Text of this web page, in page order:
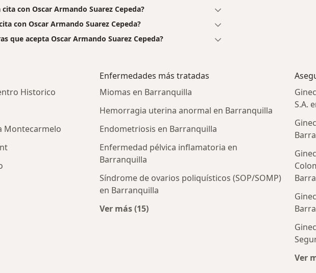
con Oscar Armando Suarez Cepeda?
con Oscar Armando Suarez Cepeda?
que acepta Oscar Armando Suarez Cepeda?
Historico
Montecarmelo
Ginecólogos cercanos
Enfermedades más tratadas
Miomas en Barranquilla
Hemorragia uterina anormal en Barranquilla
Endometriosis en Barranquilla
Enfermedad pélvica inflamatoria en
Barranquilla
Síndrome de ovarios poliquísticos (SOP/SOMP)
en Barranquilla
Ver más (15)
Más en esta categoría: Enfermedades más
S.A.
Ver